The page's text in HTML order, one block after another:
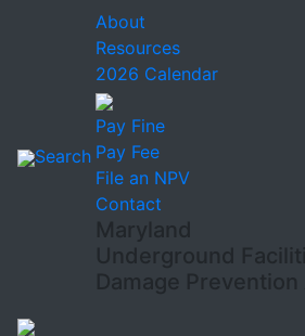
Search
About
Resources
2026 Calendar
Pay Fine
Pay Fee
File an NPV
Contact
Maryland
Underground
Damage Prevention